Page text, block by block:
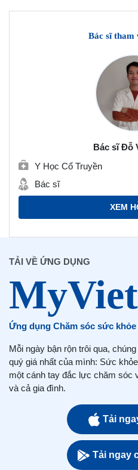
Bác sĩ tham
Bác sĩ Đỗ
Y Học Cổ Truyền
Bác sĩ
XEM
TẢI VỀ ỨNG DỤNG
Ứng dụng Chăm sóc sức
Mỗi ngày bận rộn trôi qua,
quý giá nhất của mình: Sức
một cánh tay đắc lực chăm sóc
và cả gia đình.
Tải
Tải ngay